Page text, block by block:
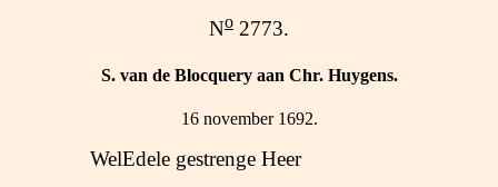
No 2773.
S. van de Blocquery aan Chr. Huygens.
16 november 1692.
WelEdele gestrenge Heer